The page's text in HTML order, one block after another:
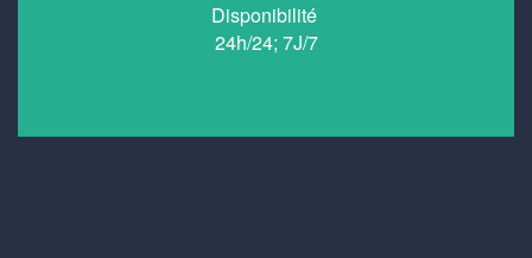
Disponibilité
24h/24; 7J/7